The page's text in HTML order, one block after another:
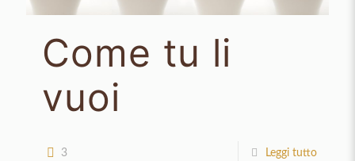
Come tu li
vuoi
3 Leggi tutto